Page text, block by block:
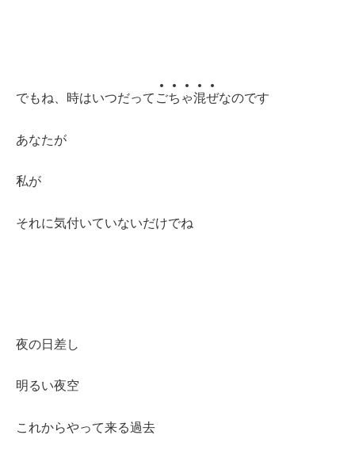
でもね、時はいつだってごちゃ混ぜなのです
あなたが
私が
それに気付いていないだけでね
夜の日差し
明るい夜空
これからやって来る過去